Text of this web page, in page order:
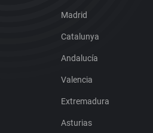
Madrid
Catalunya
Andalucía
Valencia
Extremadura
Asturias